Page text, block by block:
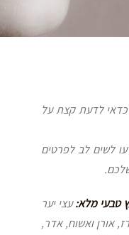
כדאי לדעת קצת על
לשים לב לפרטים
טבעי מלא:עצי יער
אורן ואשוח, אדר,